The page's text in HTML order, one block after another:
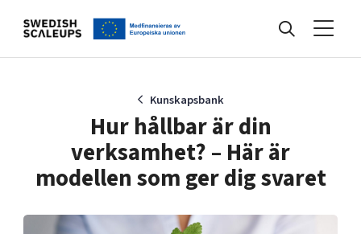
Events
Kunskapsbank
Kunskapsbank
Hur hållbar är din
verksamhet? – Här är
modellen som ger dig svaret